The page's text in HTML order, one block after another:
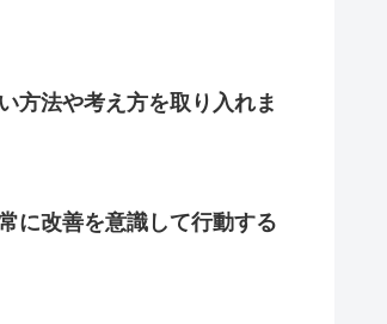
方法や考え方を取り入れま
に改善を意識して行動する